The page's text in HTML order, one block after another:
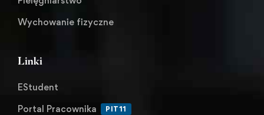
Wychowanie fizyczne
Linki
EStudent
Portal Pracownika
PIT11